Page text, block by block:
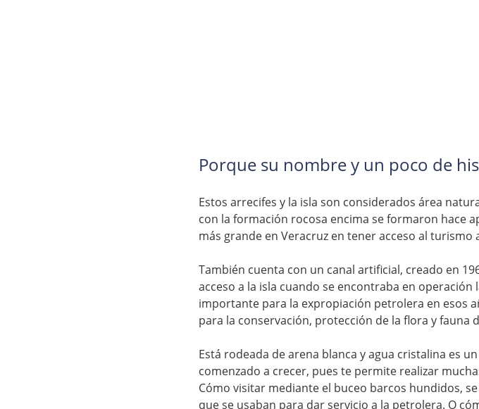
Porque su nombre y un poco de
Estos arrecifes y la isla son considerados área
con la formación rocosa encima se formaron hace
más grande en Veracruz en tener acceso al
También cuenta con un canal artificial, creado en
acceso a la isla cuando se encontraba en
importante para la expropiación petrolera en esos
para la conservación, protección de la flora y fauna
Está rodeada de arena blanca y agua cristalina es
comenzado a crecer, pues te permite realizar
Cómo visitar mediante el buceo barcos hundidos,
que se usaban para dar servicio a la petrolera. O